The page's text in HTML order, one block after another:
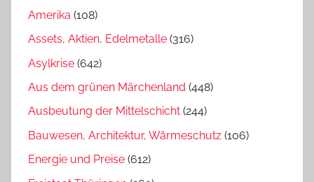
Amerika (108)
Assets, Aktien, Edelmetalle (316)
Asylkrise (642)
Aus dem grünen Märchenland (448)
Ausbeutung der Mittelschicht (244)
Bauwesen, Architektur, Wärmeschutz (106)
Energie und Preise (612)